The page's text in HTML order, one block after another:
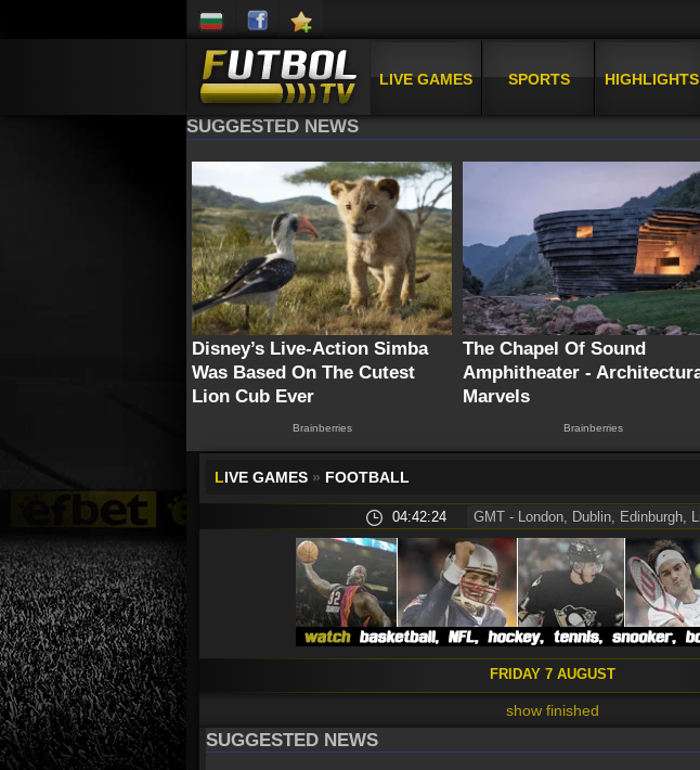
LIVE GAMES SPORTS HIGHLIGHTS
LIVE GAMES » FOOTBALL
04:42:25
FRIDAY 7 AUGUST
show finished